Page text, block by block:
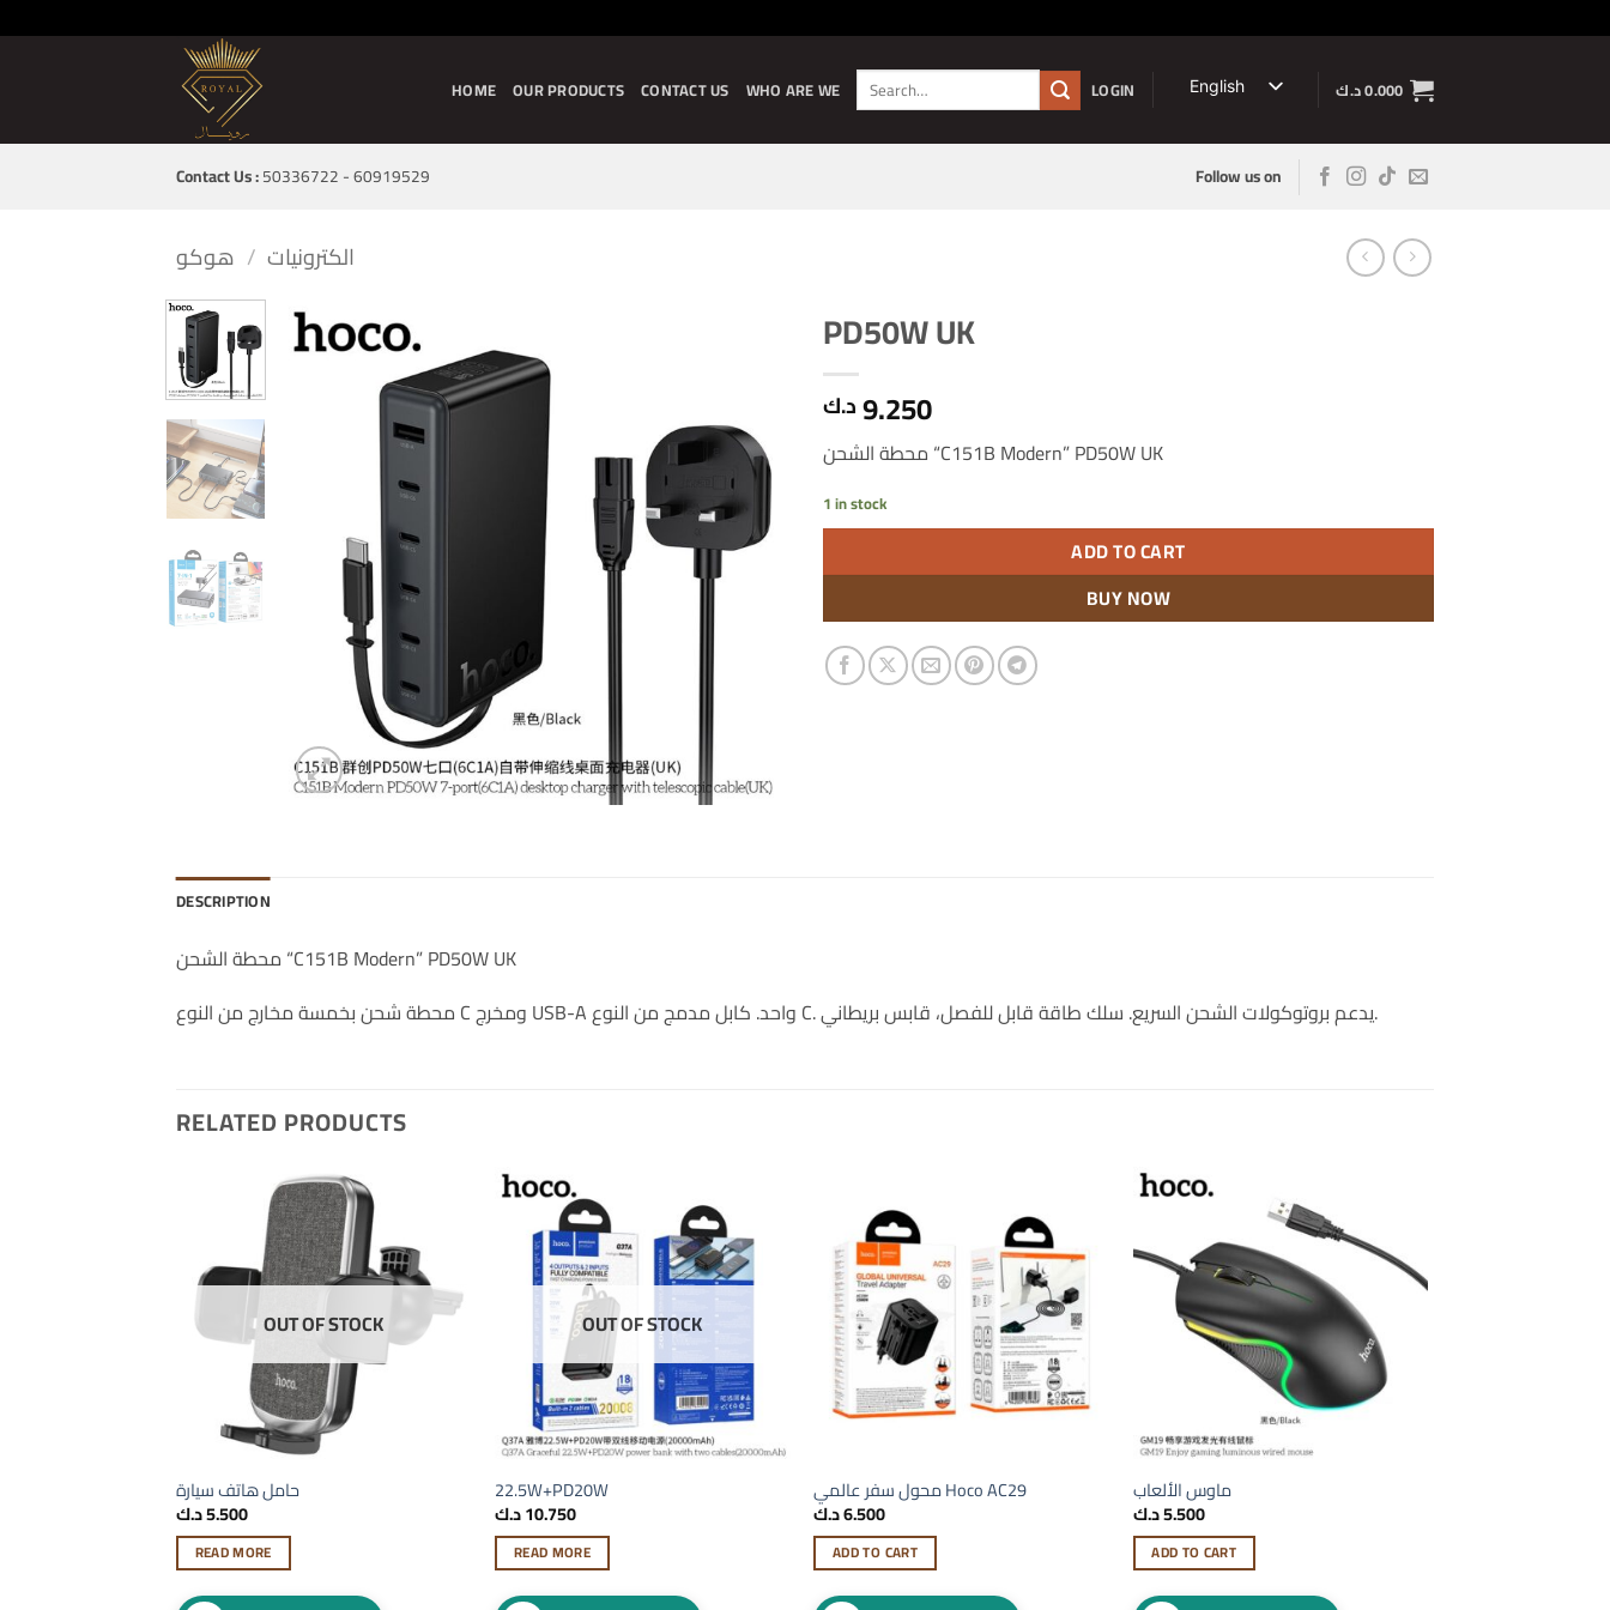
to
HOME OUR PRODUCTS CONTACT US WHO ARE WE
Search
for:
LOGIN English 0.000د.ك
Contact Us :50336722 - 60919529 Follow us on
الكترونيات / هوكو
PD50W UK
9.250د.ك
محطة الشحن “C151B Modern” PD50W UK
1 in stock
ADD TO CART
BUY NOW
DESCRIPTION
محطة الشحن “C151B Modern” PD50W UK
محطة شحن بخمسة مخارج من النوع C ومخرج USB-A واحد. كابل مدمج من النوع C. يدعم بروتوكولات الشحن السريع. سلك طاقة قابل للفصل، قابس بريطاني.
RELATED PRODUCTS
OUT OF STOCK
حامل هاتف سيارة
5.500د.ك
READ MORE
OUT OF STOCK
22.5W+PD20W
10.750د.ك
READ MORE
محول سفر عالمي Hoco AC29
6.500د.ك
ADD TO CART
ماوس الألعاب
5.500د.ك
ADD TO CART